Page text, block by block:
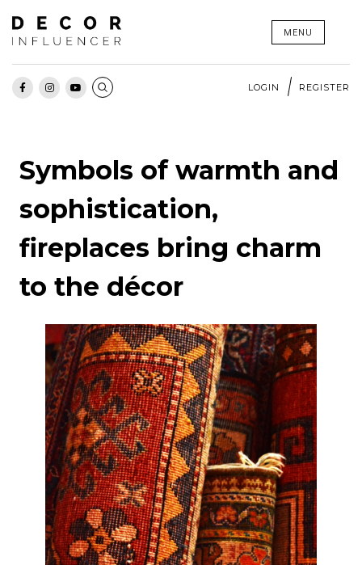
Skip
content
MENU
LOGIN REGISTER
Symbols of warmth and
sophistication,
fireplaces bring charm
to the décor